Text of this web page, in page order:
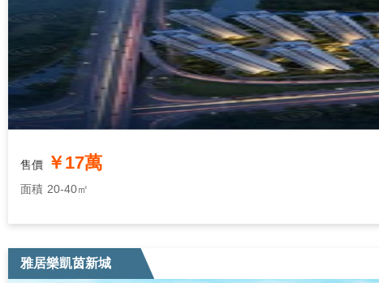
售價 ￥17萬
面積 20-40㎡
雅居樂凱茵新城